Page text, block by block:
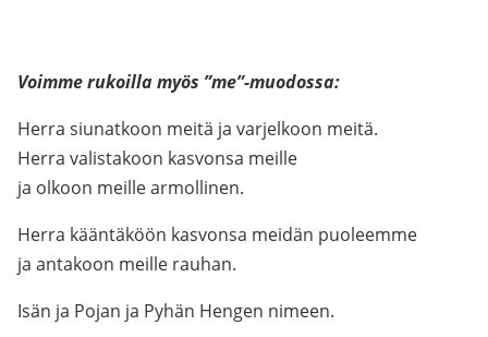
Voimme rukoilla myös ”me”-muodossa:
Herra siunatkoon meitä ja varjelkoon meitä.
Herra valistakoon kasvonsa meille
ja olkoon meille armollinen.
Herra kääntäköön kasvonsa meidän puoleemme
ja antakoon meille rauhan.
Isän ja Pojan ja Pyhän Hengen nimeen.